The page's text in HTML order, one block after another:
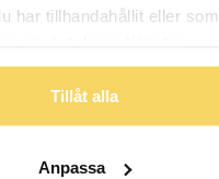
har tillhandahållit eller
Tillåt alla
Anpassa
42 cm
Hängsmycke i